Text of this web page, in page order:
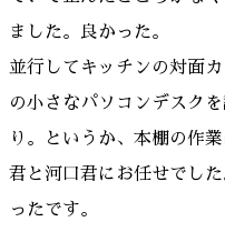
ました。良かった。
並行してキッチンの対面
の小さなパソコンデスク
り。というか、本棚の作
君と河口君にお任せでし
ったです。